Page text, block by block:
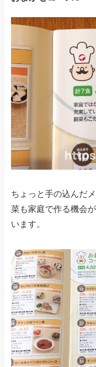
ちょっと手の込んだ
菜も家庭で作る機会
います。